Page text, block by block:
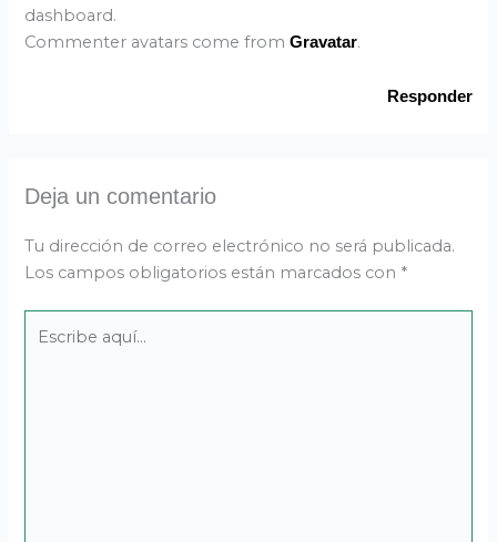
dashboard.
Commenter avatars come fromGravatar.
Responder
Deja un comentario
Tu dirección de correo electrónico no será publicada.
Los campos obligatorios están marcados con *
aquí...